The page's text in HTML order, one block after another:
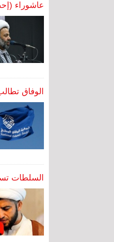
عاشوراء
الوفاق
السلطات تستدعي 4 رجال دين شيعة وتعتقل اثنين منهم